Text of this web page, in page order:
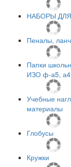
НАБОРЫ
Пеналы,
Папки
ИЗО ф-а5,
Учебные
материалы
Глобусы
Кружки